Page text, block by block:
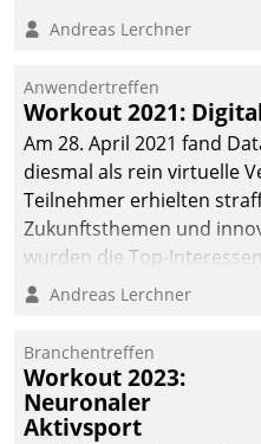
Teilnehmer kurzweilige
Cloud-Strategien und -
Lösungen mit hohem
Zukunftspotenzial.
Andreas Lerchner
Anwendertreffen
Workout 2021:
Am 28. April 2021 fand
diesmal als rein virtuelle
Teilnehmer erhielten
Zukunftsthemen und
wurden die Top-
Andreas Lerchner
Branchentreffen
Workout 2023:
Neuronaler
Aktivsport